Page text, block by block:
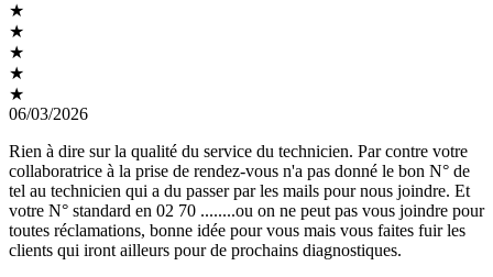
★
★
★
★
★
06/03/2026
Rien à dire sur la qualité du service du technicien. Par contre votre
collaboratrice à la prise de rendez-vous n'a pas donné le bon N° de
tel au technicien qui a du passer par les mails pour nous joindre. Et
votre N° standard en 02 70 ........ou on ne peut pas vous joindre pour
toutes réclamations, bonne idée pour vous mais vous faites fuir les
clients qui iront ailleurs pour de prochains diagnostiques.